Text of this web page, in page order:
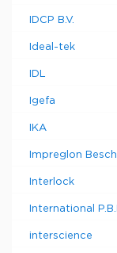
IDCP B.V.
Ideal-tek
IDL
Igefa
IKA
Impreglon
Interlock
International P.B.I.
interscience